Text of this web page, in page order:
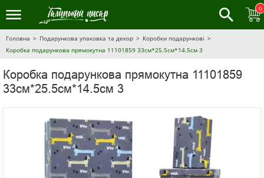
0
Головна Подарункова упаковка та декор
Коробки подарункові
Коробка подарункова прямокутна 11101859 33см*25.5см*14.5см 3
Коробка подарункова прямокутна 11101859
33см*25.5см*14.5см 3